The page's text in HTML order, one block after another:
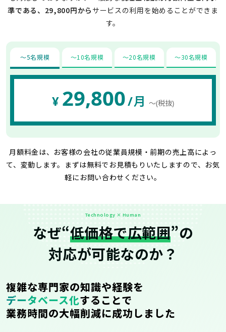
準である、29,800円から サービスの利用を始めることができま
す。
〜5名規模 〜10名規模 〜20名規模 〜30名規模
¥ 29,800/月 〜(税抜)
月額料金は、お客様の会社の従業員規模・前期の売上高によっ
て、変動します。 まずは無料でお見積もりいたしますので、お気
軽にお問い合わせください。
Technology × Human
なぜ“低価格で広範囲”の
対応が可能なのか？
複雑な専門家の知識や経験を
データベース化することで
業務時間の大幅削減に成功しました